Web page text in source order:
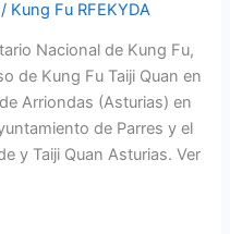
/ Kung Fu RFEKYDA
Nacional de Kung Fu,
de Kung Fu Taiji Quan en
Arriondas (Asturias) en
de Parres y el
y Taiji Quan Asturias. Ver